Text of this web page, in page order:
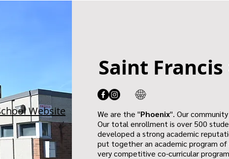
Saint Francis
We are the "Phoenix". Our
Our total enrollment is over 500
developed a strong academic
put together an academic program of
very competitive co-curricular
Website